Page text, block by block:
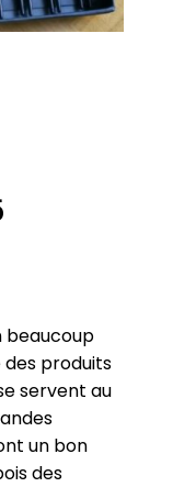
beaucoup
des produits
servent au
un bon
des